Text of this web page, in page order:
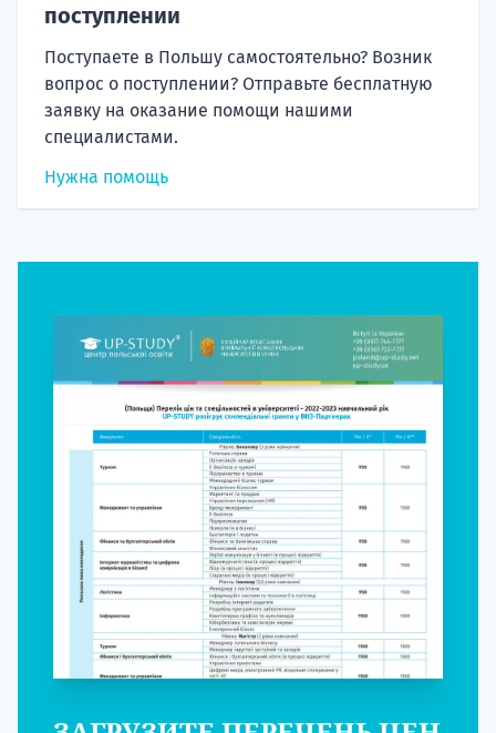
поступлении
Поступаете в Польшу самостоятельно? Возник
вопрос о поступлении? Отправьте бесплатную
заявку на оказание помощи нашими
специалистами.
Нужна помощь